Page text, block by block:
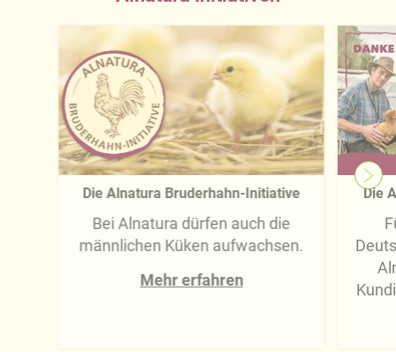
Die Alnatura Bruderhahn-Initiative
Bei Alnatura dürfen auch die
männlichen Küken aufwachsen.
Mehr erfahren
Die